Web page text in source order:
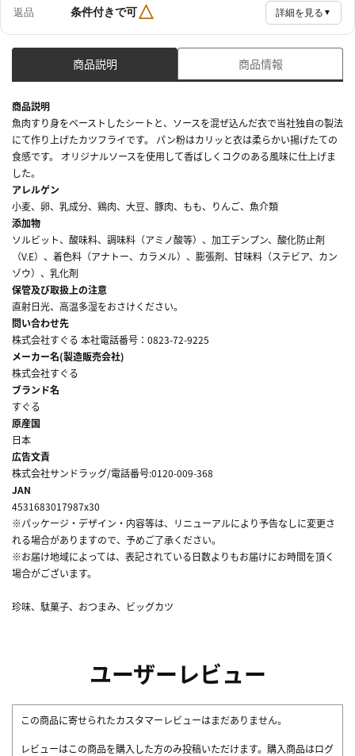
返品 条件付きで可△ 詳細を見る ▼
商品説明 商品情報
商品説明
魚肉すり身をベーストしたシートと、ソースを混ぜ込んだ衣で当社独自の製法
にて作り上げたカツフライです。 パン粉はカリッと衣は柔らかい揚げたての
食感です。 オリジナルソースを使用して香ばしくコクのある風味に仕上げま
した。
アレルゲン
小麦、卵、乳成分、鶏肉、大豆、豚肉、もも、りんご、魚介類
添加物
ソルビット、酸味料、調味料（アミノ酸等）、加工デンプン、酸化防止剤
（V.E）、着色料（アナトー、カラメル）、膨張剤、甘味料（ステビア、カン
ゾウ）、乳化剤
保管及び取扱上の注意
直射日光、高温多湿をおさけください。
問い合わせ先
株式会社すぐる 本社電話番号：0823-72-9225
メーカー名(製造販売会社)
株式会社すぐる
ブランド名
すぐる
原産国
日本
広告文責
株式会社サンドラッグ/電話番号:0120-009-368
JAN
4531683017987x30
※パッケージ・デザイン・内容等は、リニューアルにより予告なしに変更さ
れる場合がありますので、予めご了承ください。
※お届け地域によっては、表記されている日数よりもお届けにお時間を頂く
場合がございます。
珍味、駄菓子、おつまみ、ビッグカツ
ユーザーレビュー
この商品に寄せられたカスタマーレビューはまだありません。
レビューはこの商品を購入した方のみ投稿いただけます。購入商品はログ